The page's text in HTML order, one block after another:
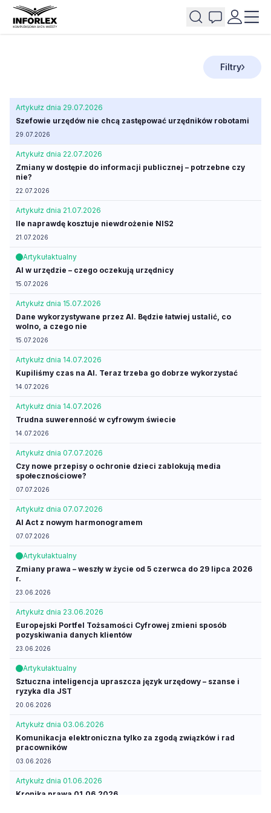
Filtry
Artykułz dnia 29.07.2026
Szefowie urzędów nie chcą zastępować urzędników robotami
29.07.2026
Artykułz dnia 22.07.2026
Zmiany w dostępie do informacji publicznej – potrzebne czy
nie?
22.07.2026
Artykułz dnia 21.07.2026
Ile naprawdę kosztuje niewdrożenie NIS2
21.07.2026
Artykułaktualny
AI w urzędzie – czego oczekują urzędnicy
15.07.2026
Artykułz dnia 15.07.2026
Dane wykorzystywane przez AI. Będzie łatwiej ustalić, co
wolno, a czego nie
15.07.2026
Artykułz dnia 14.07.2026
Kupiliśmy czas na AI. Teraz trzeba go dobrze wykorzystać
14.07.2026
Artykułz dnia 14.07.2026
Trudna suwerenność w cyfrowym świecie
14.07.2026
Artykułz dnia 07.07.2026
Czy nowe przepisy o ochronie dzieci zablokują media
społecznościowe?
07.07.2026
Artykułz dnia 07.07.2026
AI Act z nowym harmonogramem
07.07.2026
Artykułaktualny
Zmiany prawa – weszły w życie od 5 czerwca do 29 lipca 2026
r.
23.06.2026
Artykułz dnia 23.06.2026
Europejski Portfel Tożsamości Cyfrowej zmieni sposób
pozyskiwania danych klientów
23.06.2026
Artykułaktualny
Sztuczna inteligencja upraszcza język urzędowy – szanse i
ryzyka dla JST
20.06.2026
Artykułz dnia 03.06.2026
Komunikacja elektroniczna tylko za zgodą związków i rad
pracowników
03.06.2026
Artykułz dnia 01.06.2026
Kronika prawa 01.06.2026